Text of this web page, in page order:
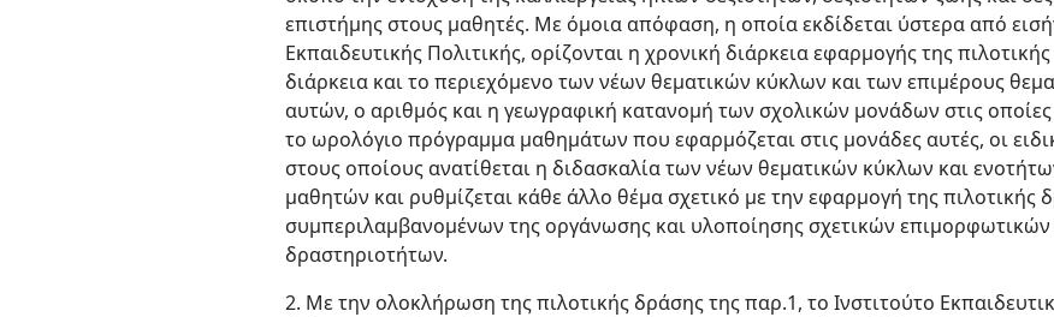
επιστήμης στους μαθητές. Με όμοια απόφαση, η οποία εκδίδεται ύστερα από
Εκπαιδευτικής Πολιτικής, ορίζονται η χρονική διάρκεια εφαρμογής της
διάρκεια και το περιεχόμενο των νέων θεματικών κύκλων και των επιμέρους
αυτών, ο αριθμός και η γεωγραφική κατανομή των σχολικών μονάδων στις οποίες
το ωρολόγιο πρόγραμμα μαθημάτων που εφαρμόζεται στις μονάδες αυτές, οι
στους οποίους ανατίθεται η διδασκαλία των νέων θεματικών κύκλων και
μαθητών και ρυθμίζεται κάθε άλλο θέμα σχετικό με την εφαρμογή της πιλοτικής
συμπεριλαμβανομένων της οργάνωσης και υλοποίησης σχετικών επιμορφωτικών
δραστηριοτήτων.
2. Με την ολοκλήρωση της πιλοτικής δράσης της παρ.1, το Ινστιτούτο